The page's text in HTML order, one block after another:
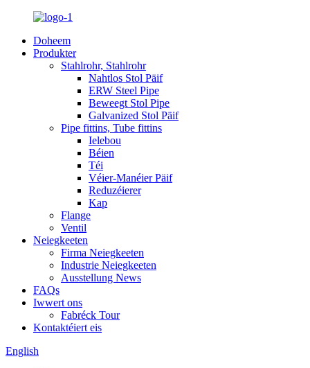
Doheem
Produkter
Stahlrohr, Stahlrohr
Nahtlos Stol Päif
ERW Steel Pipe
Beweegt Stol Pipe
Galvanized Stol Päif
Pipe fittins, Tube fittins
Ielebou
Béien
Téi
Véier-Manéier Päif
Reduzéierer
Kap
Flange
Ventil
Neiegkeeten
Firma Neiegkeeten
Industrie Neiegkeeten
Ausstellung News
FAQs
Iwwert ons
Fabréck Tour
Kontaktéiert eis
English